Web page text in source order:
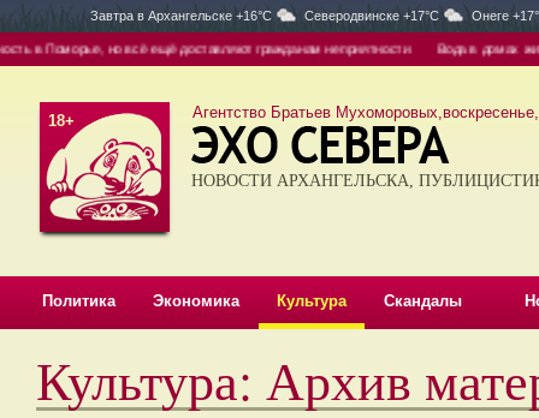
Завтра в Архангельске +16°C Северодвинске +17°C Онеге
в Поморье, но всё ещё доставляют гражданам неприятности Вода в домах
18+ Агентство Братьев
НОВОСТИ АРХАНГЕЛЬСКА,
Политика Экономика Культура Скандалы
Культура: Архив